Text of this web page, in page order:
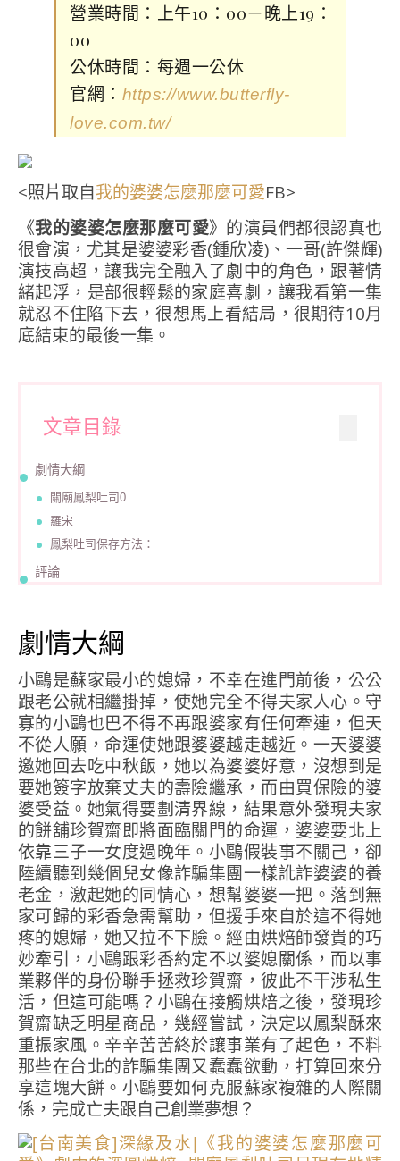
營業時間：上午10：00－晚上19：
00
公休時間：每週一公休
官網： https://www.butterfly-
love.com.tw/
<照片取自我的婆婆怎麼那麼可愛FB>
《我的婆婆怎麼那麼可愛》的演員們都很認真也
很會演，尤其是婆婆彩香(鍾欣凌)、一哥(許傑輝)
演技高超，讓我完全融入了劇中的角色，跟著情
緒起浮，是部很輕鬆的家庭喜劇，讓我看第一集
就忍不住陷下去，很想馬上看結局，很期待10月
底結束的最後一集。
文章目錄
劇情大綱
關廟鳳梨吐司0
羅宋
鳳梨吐司保存方法：
評論
劇情大綱
小鷗是蘇家最小的媳婦，不幸在進門前後，公公
跟老公就相繼掛掉，使她完全不得夫家人心。守
寡的小鷗也巴不得不再跟婆家有任何牽連，但天
不從人願，命運使她跟婆婆越走越近。一天婆婆
邀她回去吃中秋飯，她以為婆婆好意，沒想到是
要她簽字放棄丈夫的壽險繼承，而由買保險的婆
婆受益。她氣得要劃清界線，結果意外發現夫家
的餅舖珍賀齋即將面臨關門的命運，婆婆要北上
依靠三子一女度過晚年。小鷗假裝事不關己，卻
陸續聽到幾個兒女像詐騙集團一樣訛詐婆婆的養
老金，激起她的同情心，想幫婆婆一把。落到無
家可歸的彩香急需幫助，但援手來自於這不得她
疼的媳婦，她又拉不下臉。經由烘焙師發貴的巧
妙牽引，小鷗跟彩香約定不以婆媳關係，而以事
業夥伴的身份聯手拯救珍賀齋，彼此不干涉私生
活，但這可能嗎？小鷗在接觸烘焙之後，發現珍
賀齋缺乏明星商品，幾經嘗試，決定以鳳梨酥來
重振家風。辛辛苦苦終於讓事業有了起色，不料
那些在台北的詐騙集團又蠢蠢欲動，打算回來分
享這塊大餅。小鷗要如何克服蘇家複雜的人際關
係，完成亡夫跟自己創業夢想？